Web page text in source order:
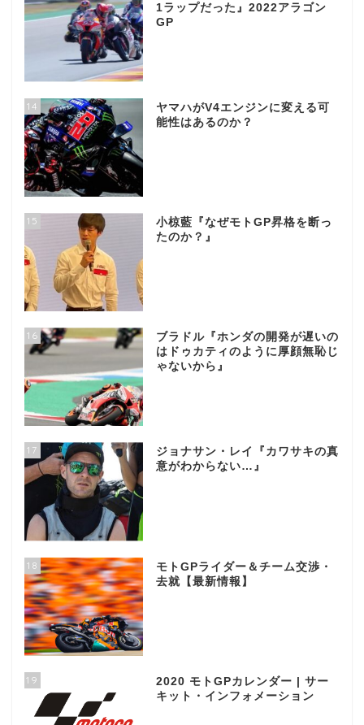
1ラップだった』2022アラゴン
GP
14
ヤマハがV4エンジンに変える可
能性はあるのか？
15
小椋藍『なぜモトGP昇格を断っ
たのか？』
16
ブラドル『ホンダの開発が遅いの
はドゥカティのように厚顔無恥じ
ゃないから』
17
ジョナサン・レイ『カワサキの真
意がわからない…』
18
モトGPライダー＆チーム交渉・
去就【最新情報】
19
2020 モトGPカレンダー | サー
キット・インフォメーション